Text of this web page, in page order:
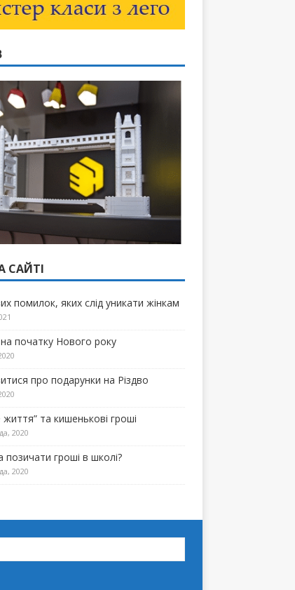
САЙТІ
помилок, яких слід уникати жінкам
початку Нового року
про подарунки на Різдво
та кишенькові гроші
2020
гроші в школі?
2020